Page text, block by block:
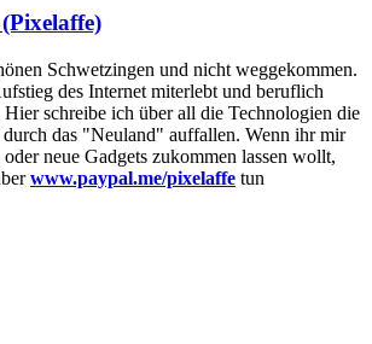
Schwetzingen und nicht weggekommen.
des Internet miterlebt und beruflich
schreibe ich über all die Technologien die
das "Neuland" auffallen. Wenn ihr mir
neue Gadgets zukommen lassen wollt,
www.paypal.me/pixelaffe tun